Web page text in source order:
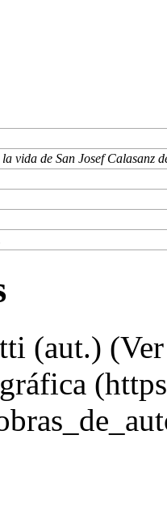
vida de San Josef Calasanz
(aut.) (